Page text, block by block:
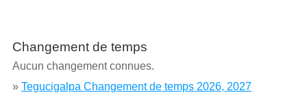
Changement de temps
Aucun changement connues.
» Tegucigalpa Changement de temps 2026, 2027